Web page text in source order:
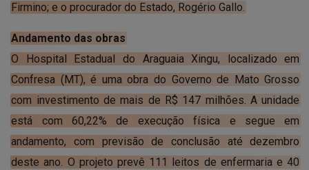
Firmino; e o procurador do Estado, Rogério Gallo.
Andamento das obras
O Hospital Estadual do Araguaia Xingu, localizado em
Confresa (MT), é uma obra do Governo de Mato Grosso
com investimento de mais de R$ 147 milhões. A unidade
está com 60,22% de execução física e segue em
andamento, com previsão de conclusão até dezembro
deste ano. O projeto prevê 111 leitos de enfermaria e 40